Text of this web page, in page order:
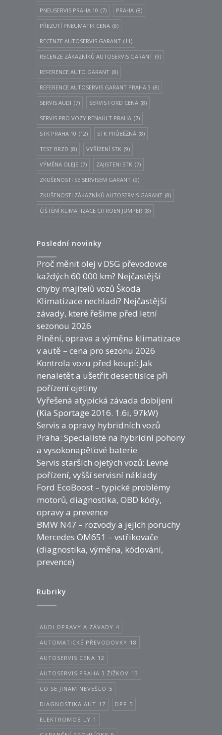
PNEUSERVIS PRAHA 10 (7) PRAHA (8)
PŘEZUTÍ PNEUMATIK CENA (8)
RECENZE AUTOSERVIS GARANT (11)
RECENZE ZÁKAZNÍKŮ AUTOSERVIS GARANT (9)
REFERENCE AUTO GARANT (8)
REFERENCE AUTOSERVIS GARANT PRAHA 3 (8)
SERVIS AUDI (7) SERVIS FORD CENA (8)
SERVIS PRO VOZY RENAULT PRAHA (7)
STK PRAHA 10 (12) STK PRŮBĚŽNÁ (8)
TEST BRZD (8) VYŘÍZENÍ STK (9)
VÝMĚNA OLEJE (7) ZAJISTENI STK (7)
ZKUŠENOSTI SE SERVISEM GARANT (9)
ZKUŠENOSTI ZÁKAZNÍKŮ AUTOSERVIS GARANT (8)
ČIŠTĚNÍ KLIMATIZACE CITROEN JUMPER (8)
Poslední novinky
Proč měnit olej v DSG převodovce
každých 60 000 km? Nejčastější
chyby majitelů vozů Škoda
Klimatizace nechladí? Nejčastější
závady, které řešíme před letní
sezonou 2026
Plnění, oprava a výměna klimatizace
v autě – cena pro sezonu 2026
Kontrola vozu před koupí: Jak
nenaletět a ušetřit desetitisíce při
pořízení ojetiny
Vyřešená atypická závada dobíjení
(Kia Sportage 2016. 1.6i, 97kW)
Servis a opravy hybridních vozů
Praha: Specialisté na hybridní pohony
a vysokonapěťové baterie
Servis starších ojetých vozů: Levné
pořízení, vyšší servisní náklady
Ford EcoBoost – typické problémy
motorů, diagnostika, OBD kódy,
opravy a prevence
BMW N47 – rozvody a jejich poruchy
Mercedes OM651 – vstřikovače
(diagnostika, výměna, kódování,
prevence)
Rubriky
AUDI OPRAVY A ZÁVADY 4
AUTOMATICKÉ PŘEVODOVKY 18
AUTOSERVIS CENA 12
AUTOSERVIS PRAHA 3 ŽIŽKOV 13
CO SE JINAM NEVEŠLO 5
DIAGNOSTIKA AUT 17 DPF 5
ELEKTROMOBILY 1